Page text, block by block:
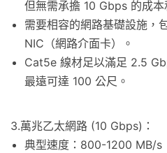
但無需承擔 10 Gbps 的成本
需要相容的網路基礎設施，
NIC（網路介面卡）。
Cat5e 線材足以滿足 2.5
最遠可達 100 公尺。
3.萬兆乙太網路 (10 Gbps)：
典型速度：800-1200 MB/s